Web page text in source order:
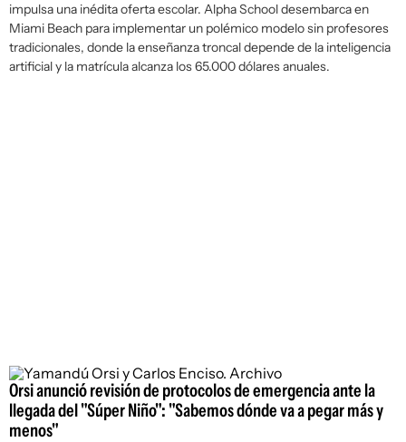
impulsa una inédita oferta escolar. Alpha School desembarca en
Miami Beach para implementar un polémico modelo sin profesores
tradicionales, donde la enseñanza troncal depende de la inteligencia
artificial y la matrícula alcanza los 65.000 dólares anuales.
Orsi anunció revisión de protocolos de emergencia ante la
llegada del "Súper Niño": "Sabemos dónde va a pegar más y
menos"